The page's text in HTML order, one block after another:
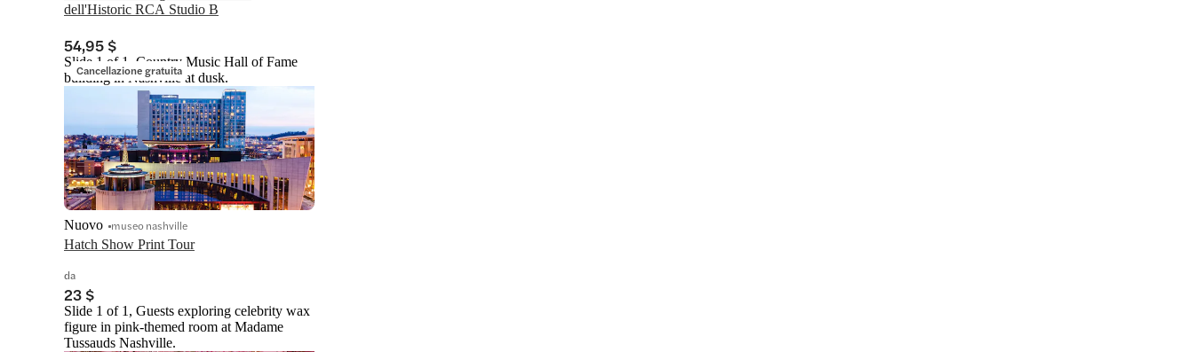
dell'Historic RCA Studio B
54,95 $
Cancellazione gratuita
Slide 1 of 1, Country Music Hall of Fame
building in Nashville at dusk.
Hatch Show Print Tour
Nuovo museo nashville
da
23 $
Slide 1 of 1, Guests exploring celebrity wax
figure in pink-themed room at Madame
Tussauds Nashville.